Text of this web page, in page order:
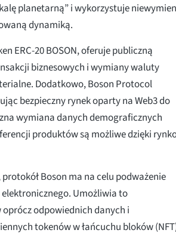
planetarną” i wykorzystuje
dynamiką.
ERC-20 BOSON, oferuje publiczną
biznesowych i wymiany waluty
Dodatkowo, Boson Protocol
bezpieczny rynek oparty na Web3 do
wymiana danych demograficznych
produktów są możliwe dzięki
Boson ma na celu podważenie
Umożliwia to
odpowiednich danych i
tokenów w łańcuchu bloków